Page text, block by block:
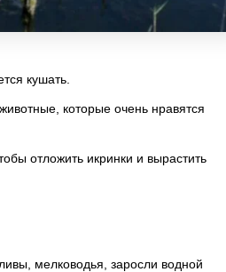
кушать.
которые очень нравятся
отложить икринки и вырастить
мелководья, заросли водной